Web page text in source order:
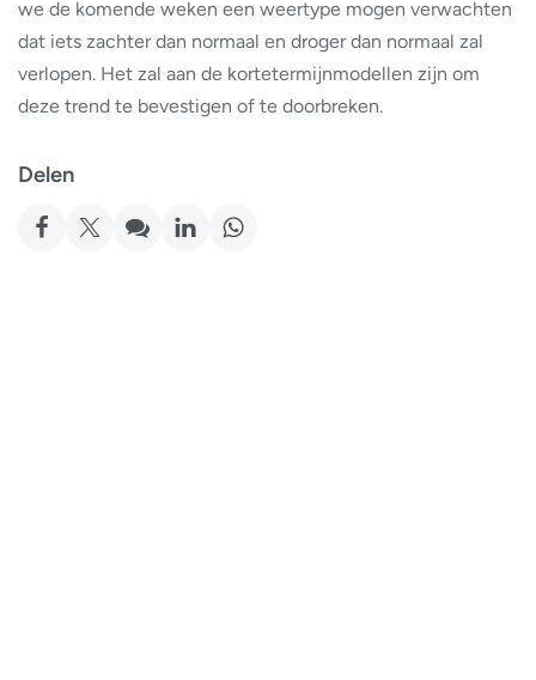
we de komende weken een weertype mogen verwachten
dat iets zachter dan normaal en droger dan normaal zal
verlopen. Het zal aan de kortetermijnmodellen zijn om
deze trend te bevestigen of te doorbreken.
Delen